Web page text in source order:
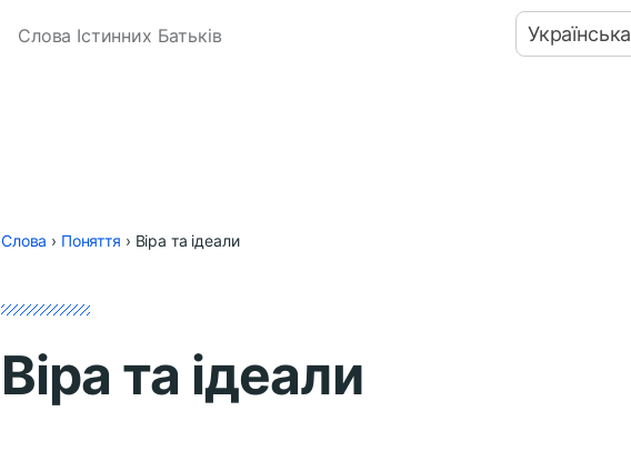
Слова Істинних Батьків Українська
Слова › Поняття › Віра та ідеали
Віра та ідеали